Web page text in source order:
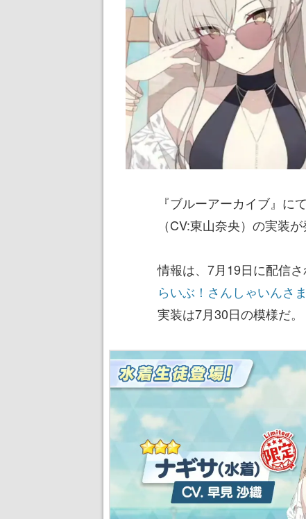
『ブルーアーカイブ』に
（CV:東山奈央）の実装が
情報は、7月19日に配信
らいぶ！さんしゃいんさ
実装は7月30日の模様だ。